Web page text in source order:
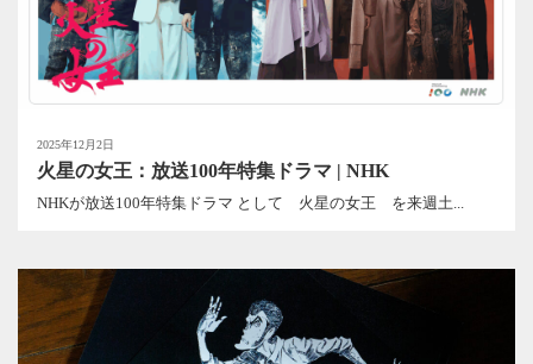
2025年12月2日
火星の女王：放送100年特集ドラマ | NHK
NHKが放送100年特集ドラマ として 火星の女王 を来週土...